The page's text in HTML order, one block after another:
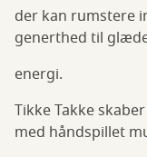
der kan rumstere
generthed til
energi.
Tikke Takke
med håndspillet